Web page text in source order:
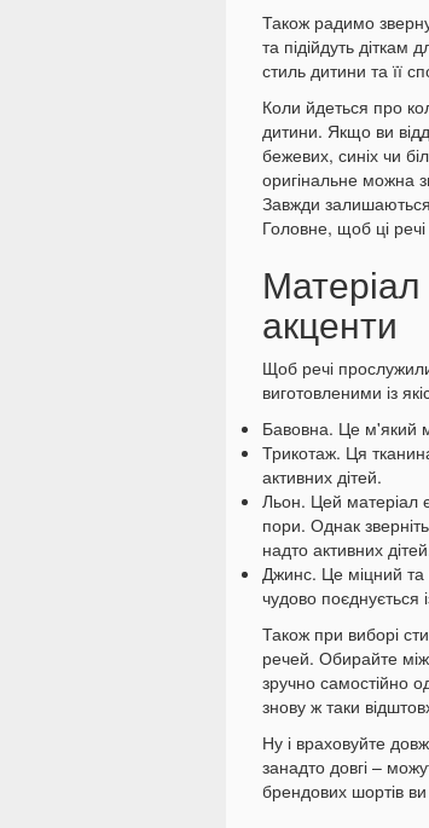
Також радимо
та підійдуть
стиль дитини та її
Коли йдеться про
дитини. Якщо ви
бежевих, синіх чи
оригінальне можна
Завжди залишаються
Головне, щоб ці
акценти
Щоб речі
виготовленими із
Бавовна. Це м'який
Трикотаж. Ця
активних дітей.
Льон. Цей матеріал
пори. Однак
надто активних
Джинс. Це міцний та
чудово поєднується
Також при виборі
речей. Обирайте
зручно самостійно
знову ж таки
Ну і враховуйте
занадто довгі –
брендових шортів